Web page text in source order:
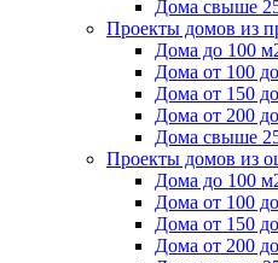
Дома свыше
Проекты домов из
Дома до 100
Дома от 100
Дома от 150
Дома от 200
Дома свыше
Проекты домов из
Дома до 100
Дома от 100
Дома от 150
Дома от 200